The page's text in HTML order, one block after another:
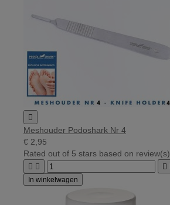

Meshouder Podoshark Nr 4
€ 2,95
Rated out of 5 stars based on review(s)
  
In winkelwagen